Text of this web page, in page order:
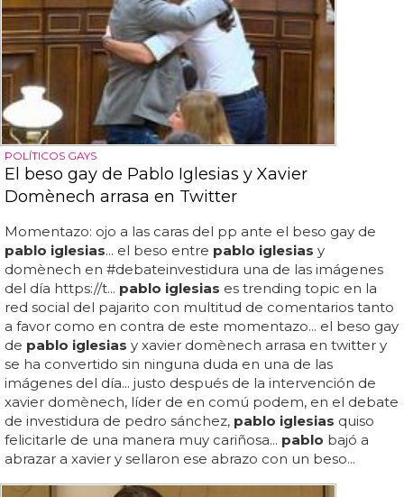
POLÍTICOS GAYS
El beso gay de Pablo Iglesias y Xavier
Domènech arrasa en Twitter
Momentazo: ojo a las caras del pp ante el beso gay de
pablo iglesias... el beso entre pablo iglesias y
domènech en #debateinvestidura una de las imágenes
del día https://t... pablo iglesias es trending topic en la
red social del pajarito con multitud de comentarios tanto
a favor como en contra de este momentazo... el beso gay
de pablo iglesias y xavier domènech arrasa en twitter y
se ha convertido sin ninguna duda en una de las
imágenes del día... justo después de la intervención de
xavier domènech, líder de en comú podem, en el debate
de investidura de pedro sánchez, pablo iglesias quiso
felicitarle de una manera muy cariñosa... pablo bajó a
abrazar a xavier y sellaron ese abrazo con un beso...